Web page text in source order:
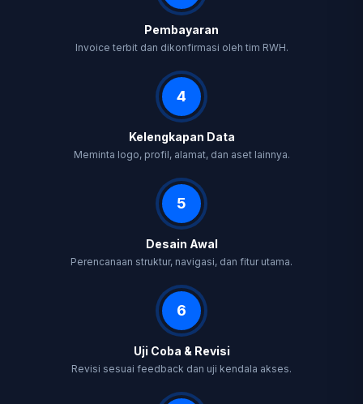
Pembayaran
Invoice terbit dan dikonfirmasi oleh tim RWH.
4
Kelengkapan Data
Meminta logo, profil, alamat, dan aset lainnya.
5
Desain Awal
Perencanaan struktur, navigasi, dan fitur utama.
6
Uji Coba & Revisi
Revisi sesuai feedback dan uji kendala akses.